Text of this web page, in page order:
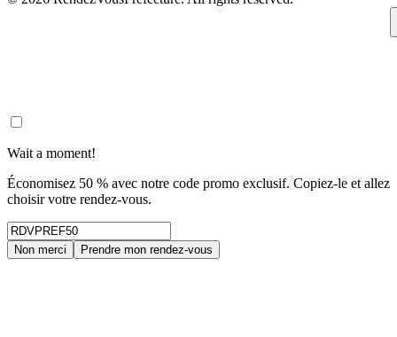
Wait a moment!
Économisez 50 % avec notre code promo exclusif. Copiez-le et allez
choisir votre rendez-vous.
Non merci Prendre mon rendez-vous